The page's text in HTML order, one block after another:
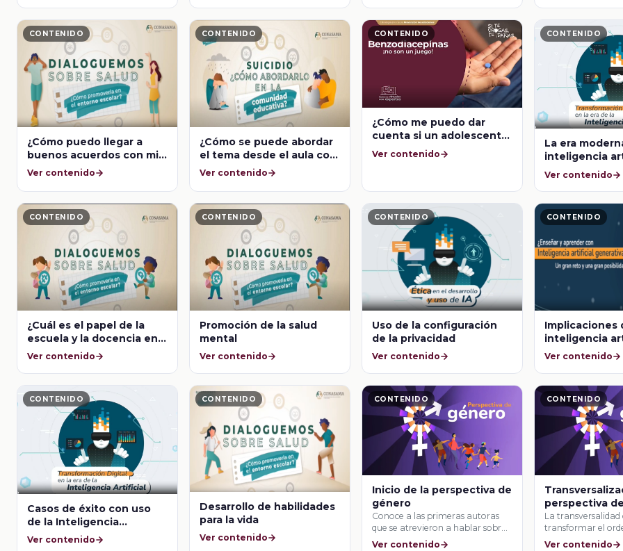
esta forma
CONTENIDO
¿Cómo puedo llegar a
buenos acuerdos con mi
hija de 16 años que quiere
Ver contenido
CONTENIDO
¿Cómo se puede abordar
el tema desde el aula con
un niño de 11 años que ya
Ver contenido
CONTENIDO
¿Cómo me puedo dar
cuenta si un adolescente
de 16 años está haciendo
Ver contenido
CONTENIDO
La era
inteligencia
Ver contenido
CONTENIDO
¿Cuál es el papel de la
escuela y la docencia en
la promoción de la salud
Ver contenido
CONTENIDO
Promoción de la salud
mental
Ver contenido
CONTENIDO
Uso de la configuración
de la privacidad
Ver contenido
CONTENIDO
Implicaciones
inteligencia
la comunidad
Ver contenido
CONTENIDO
Casos de éxito con uso
de la Inteligencia
Artificial: Consultoría
Ver contenido
CONTENIDO
Desarrollo de habilidades
para la vida
Ver contenido
CONTENIDO
Inicio de la perspectiva de
género
Conoce a las primeras autoras
que se atrevieron a hablar sobre
género, …
Ver contenido
CONTENIDO
perspectiva
La transversalidad
transformar el
género establecido
Ver contenido